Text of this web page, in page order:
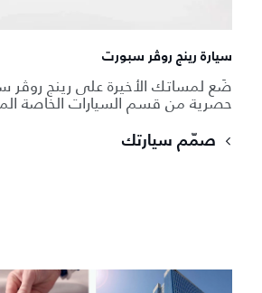
سيارة رينج روڤر سبورت
ضَع لمساتك الأخيرة على رينج روڤر
حصرية من قسم السيارات الخاصة
صمّم سيارتك